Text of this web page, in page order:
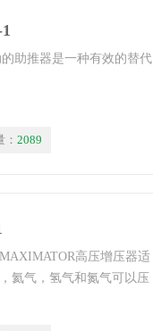
助推器是一种有效的替代
2089
高压增压器适
氦气，氢气和氮气可以压